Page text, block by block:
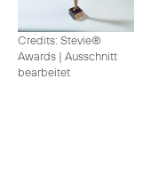
Credits: Stevie®
Awards | Ausschnitt
bearbeitet